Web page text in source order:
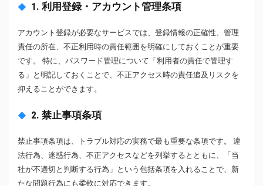
1. 利用登録・アカウント管理条項
アカウント登録が必要なサービスでは、登録情報の正確性、管理
責任の所在、不正利用時の責任範囲を明確にしておくことが重要
です。 特に、パスワード管理について「利用者の責任で管理す
る」と明記しておくことで、不正アクセス時の責任追及リスクを
抑えることができます。
2. 禁止事項条項
禁止事項条項は、トラブル対応の実務で最も重要な条項です。 違
法行為、迷惑行為、不正アクセスなどを列挙するとともに、「当
社が不適切と判断する行為」という包括条項を入れることで、新
たな問題行為にも柔軟に対応できます。